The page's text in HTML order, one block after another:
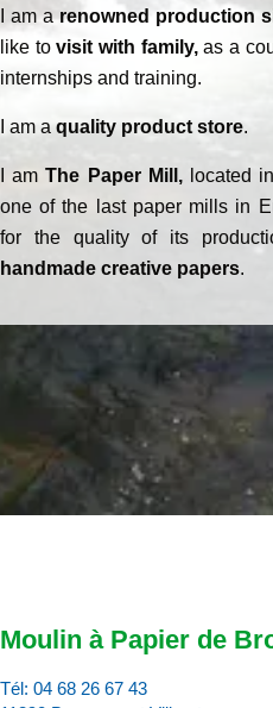
I am arenowned production
like tovisit with family,as a
internships and training.
I am a quality product store.
I amThe Paper Mill,located
one of the last paper mills in
for the quality of its
handmade creative papers.
Moulin à Papier de
Tél: 04 68 26 67 43